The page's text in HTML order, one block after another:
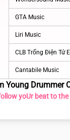
GTA Music
Liri Music
CLB Trống Điện Tử
Cantabile Music
Young Drummer
yoUr beat to